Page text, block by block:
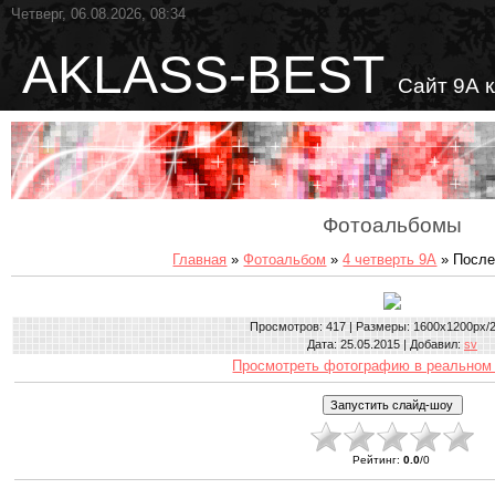
Четверг, 06.08.2026, 08:34
AKLASS-BEST Сайт 9А
Фотоальбомы
Главная »Фотоальбом »4 четверть 9А »
Просмотров: 417 | Размеры: 1600x1200px/
Дата: 25.05.2015 | Добавил: sv
Просмотреть фотографию в реальном
Рейтинг:0.0/0